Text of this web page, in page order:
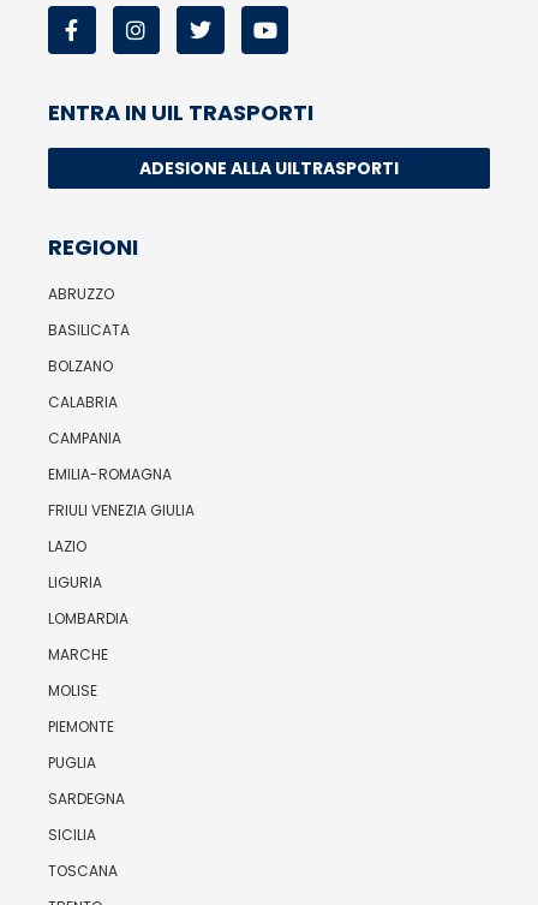
ENTRA IN UIL TRASPORTI
ADESIONE ALLA UILTRASPORTI
REGIONI
ABRUZZO
BASILICATA
BOLZANO
CALABRIA
CAMPANIA
EMILIA-ROMAGNA
FRIULI VENEZIA GIULIA
LAZIO
LIGURIA
LOMBARDIA
MARCHE
MOLISE
PIEMONTE
PUGLIA
SARDEGNA
SICILIA
TOSCANA